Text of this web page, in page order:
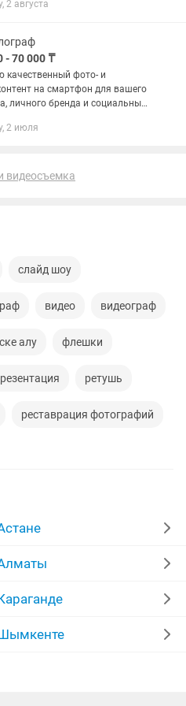
өңдеу және әлеуметтік
2 августа
- 70 000 ₸
качественный фото- и
на смартфон для вашего
личного бренда и социальных
и коротких видеороликов.
2 июля
видеосъемка
слайд шоу
видео видеограф
алу флешки
ретушь
реставрация фотографий
алу
мобилогрф
Каменогорске